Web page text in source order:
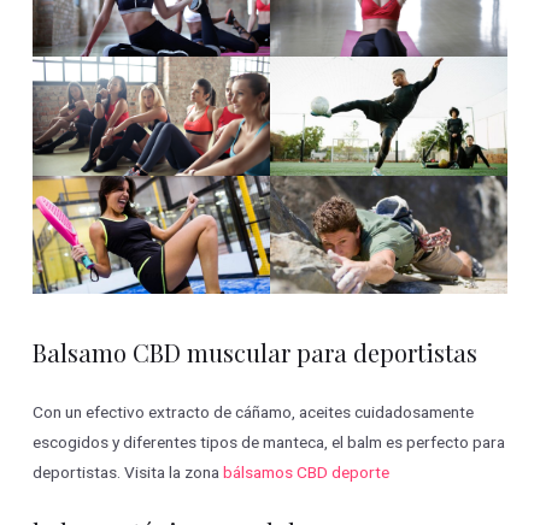
Balsamo CBD muscular para deportistas
Con un efectivo extracto de cáñamo, aceites cuidadosamente
escogidos y diferentes tipos de manteca, el balm es perfecto para
deportistas. Visita la zonabálsamos CBD deporte